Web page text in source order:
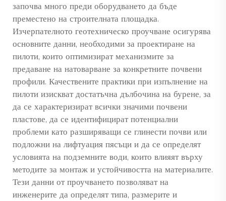
започва много преди оборудването да бъде
преместено на строителната площадка.
Изчерпателното геотехническо проучване осигурява
основните данни, необходими за проектиране на
пилоти, които оптимизират механизмите за
предаване на натоварване за конкретните почвени
профили. Качествените практики при изпълнение на
пилоти изискват достатъчна дълбочина на бурене, за
да се характеризират всички значими почвени
пластове, да се идентифицират потенциални
проблеми като разширяващи се глинести почви или
подложни на лифтуация пясъци и да се определят
условията на подземните води, които влияят върху
методите за монтаж и устойчивостта на материалите.
Тези данни от проучването позволяват на
инженерите да определят типа, размерите и